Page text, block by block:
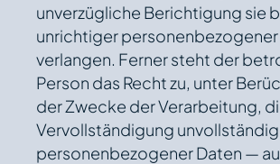
unverzügliche Berichtigung sie
unrichtiger personenbezogener
verlangen. Ferner steht der
Person das Recht zu, unter
der Zwecke der Verarbeitung,
Vervollständigung
personenbezogener Daten —